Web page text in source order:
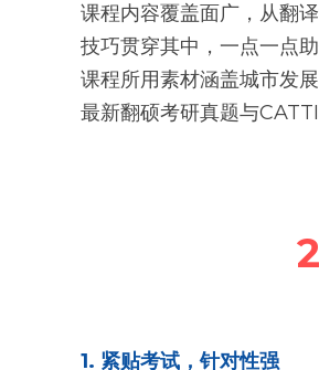
课程内容覆盖面广，从翻
技巧贯穿其中，一点一点
课程所用素材涵盖城市发
最新翻硕考研真题与
1. 紧贴考试，针对性强